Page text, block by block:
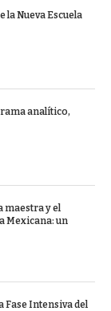
la Nueva Escuela
analítico,
maestra y el
Mexicana: un
Fase Intensiva del